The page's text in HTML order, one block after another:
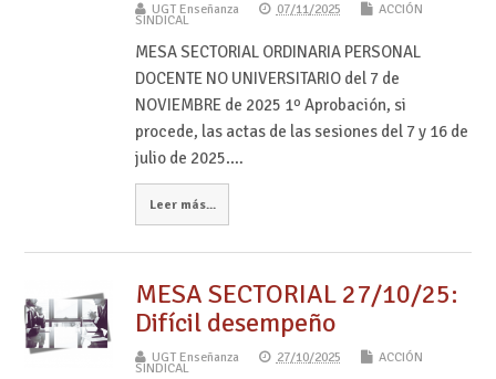
UGT Enseñanza 07/11/2025 ACCIÓN
SINDICAL
MESA SECTORIAL ORDINARIA PERSONAL
DOCENTE NO UNIVERSITARIO del 7 de
NOVIEMBRE de 2025 1º Aprobación, si
procede, las actas de las sesiones del 7 y 16 de
julio de 2025.…
Leer más...
MESA SECTORIAL 27/10/25:
Difícil desempeño
UGT Enseñanza 27/10/2025 ACCIÓN
SINDICAL